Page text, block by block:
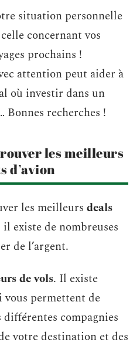
situation personnelle
concernant vos
prochains !
attention peut aider à
où investir dans un
recherches !
les meilleurs
d’avion
les meilleurs deals
il existe de nombreuses
de l’argent.
de vols. Il existe
permettent de
compagnies
votre destination et des